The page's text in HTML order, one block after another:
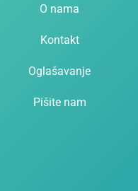
O nama
Kontakt
Oglašavanje
Pišite nam